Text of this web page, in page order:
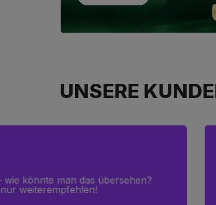
UNSERE
und bin immer noch
bei der Arbeit, ich habe